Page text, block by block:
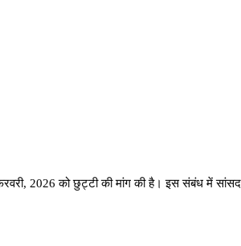
2026 को छुट्टी की मांग की है। इस संबंध में